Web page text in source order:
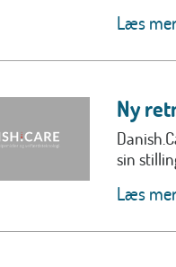
Læs
Ny
sin
Læs